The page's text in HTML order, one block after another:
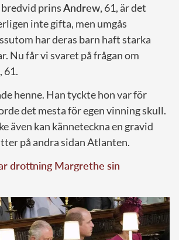
prinsAndrew, 61, är det
inte gifta, men umgås
har deras barn haft starka
Nu får vi svaret på frågan om
61.
henne. Han tyckte hon var för
det mesta för egen vinning skull.
även kan känneteckna en gravid
på andra sidan Atlanten.
drottning Margrethe sin